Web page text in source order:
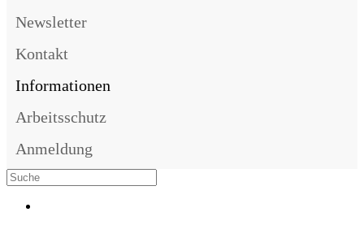
Newsletter
Kontakt
Informationen
Arbeitsschutz
Anmeldung